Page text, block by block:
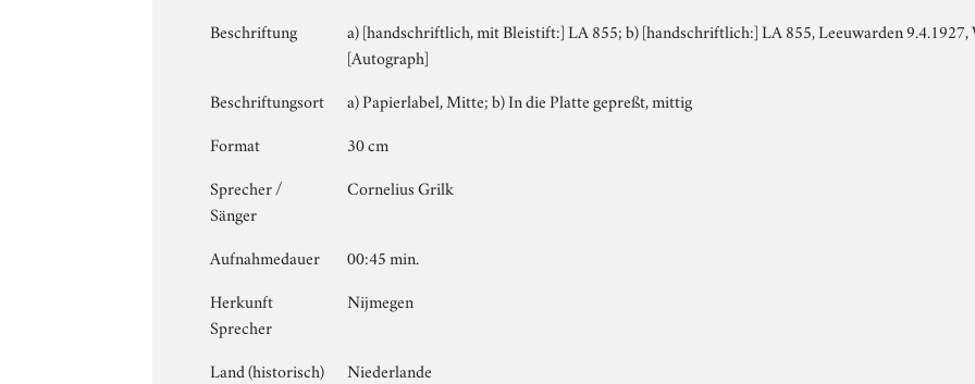
Beschriftung
a) [handschriftlich, mit Bleistift:] LA 855; b) [handschriftlich:] LA 855, Leeuwarden
[Autograph]
Beschriftungsort
a) Papierlabel, Mitte; b) In die Platte gepreßt, mittig
Format
30 cm
Sprecher /
Sänger
Cornelius Grilk
Aufnahmedauer
00:45 min.
Herkunft
Sprecher
Nijmegen
Land (historisch) Niederlande